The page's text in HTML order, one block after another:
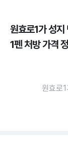
원효로1가 성지
1펜 처방 가격
원효로